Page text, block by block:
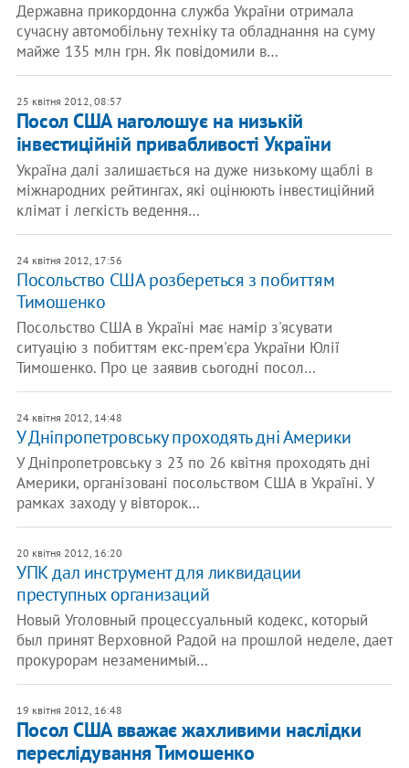
Державна прикордонна служба України отримала
сучасну автомобільну техніку та обладнання на суму
майже 135 млн грн. Як повідомили в…
25 квітня 2012, 08:57
Посол США наголошує на низькій
інвестиційній привабливості України
Україна далі залишається на дуже низькому щаблі в
міжнародних рейтингах, які оцінюють інвестиційний
клімат і легкість ведення…
24 квітня 2012, 17:56
Посольство США розбереться з побиттям
Тимошенко
Посольство США в Україні має намір з'ясувати
ситуацію з побиттям екс-прем'єра України Юлії
Тимошенко. Про це заявив сьогодні посол…
24 квітня 2012, 14:48
У Дніпропетровську проходять дні Америки
У Дніпропетровську з 23 по 26 квітня проходять дні
Америки, організовані посольством США в Україні. У
рамках заходу у вівторок…
20 квітня 2012, 16:20
УПК дал инструмент для ликвидации
преступных организаций
Новый Уголовный процессуальный кодекс, который
был принят Верховной Радой на прошлой неделе, дает
прокурорам незаменимый…
19 квітня 2012, 16:48
Посол США вважає жахливими наслідки
переслідування Тимошенко